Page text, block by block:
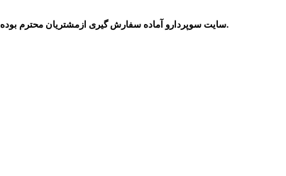
سایت سوپردارو آماده سفارش گیری ازمشتریان محترم بوده وبرای مبالغ بالاتراز یک میلیون تومان سفارشات بصورت رایگان ودر اسرع وقت ارسال میگردد.